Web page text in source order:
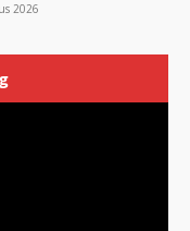
2026